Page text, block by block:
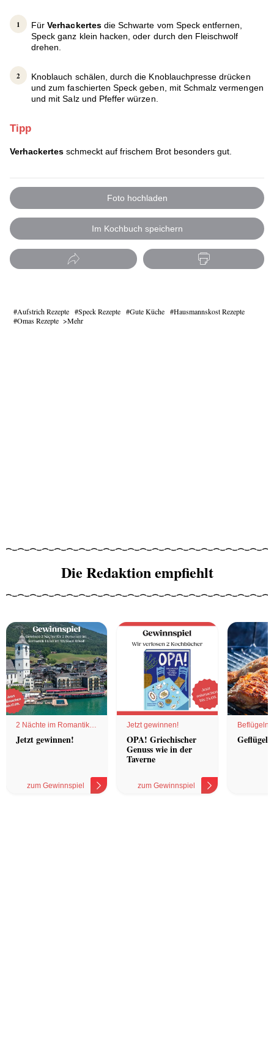
FürVerhackertesdie Schwarte vom Speck entfernen,
Speck ganz klein hacken, oder durch den Fleischwolf
drehen.
Knoblauch schälen, durch die Knoblauchpresse drücken
und zum faschierten Speck geben, mit Schmalz vermengen
und mit Salz und Pfeffer würzen.
Tipp
Verhackertes schmeckt auf frischem Brot besonders gut.
Foto hochladen
Im Kochbuch speichern
Aufstrich Rezepte Speck Rezepte Gute Küche
Hausmannskost Rezepte
Omas Rezepte
Mehr
Die Redaktion empfiehlt
2 Nächte im Romantik
Hotel
Jetzt gewinnen!
zum Gewinnspiel
Jetzt gewinnen!
OPA! Griechischer
Genuss wie in der
Taverne
zum Gewinnspiel
Geflügel